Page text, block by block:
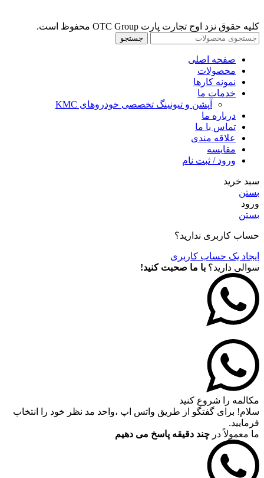
کلیه حقوق نزد اوج تجارت پارت OTC Group محفوظ است.
جستجو
صفحه اصلی
محصولات
نمونه کارها
خدمات ما
آپشن و تیونینگ تخصصی خودروهای KMC
درباره ما
تماس با ما
علاقه مندی
مقايسه
ورود / ثبت نام
سبد خرید
بستن
ورود
بستن
حساب کاربری ندارید؟
ایجاد یک حساب کاربری
سوالی دارید؟ با ما صحبت کنید!
مکالمه را شروع کنید
سلام! برای گفتگو از طریق واتس اپ ،واحد مد نظر خود را انتخاب
فرمایید.
ما معمولاً در چند دقیقه پاسخ می دهیم